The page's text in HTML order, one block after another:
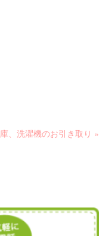
、洗濯機のお引き取り »